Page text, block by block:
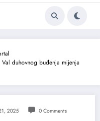
duhovnog buđenja mijenja
2025 0 Comments